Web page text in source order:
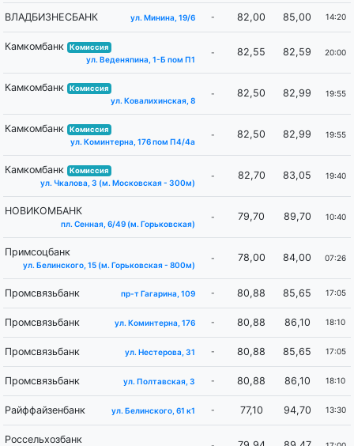
ВЛАДБИЗНЕСБАНК ул. Минина, 19/6 - 82,00 85,00 14:20
Камкомбанк Комиссия
ул. Веденяпина, 1-Б пом П1
- 82,55 82,59 20:00
Камкомбанк Комиссия
ул. Ковалихинская, 8
- 82,50 82,99 19:55
Камкомбанк Комиссия
ул. Коминтерна, 176 пом П4/4а
- 82,50 82,99 19:55
Камкомбанк Комиссия
ул. Чкалова, 3 (м. Московская - 300м)
- 82,70 83,05 19:40
НОВИКОМБАНК
пл. Сенная, 6/49 (м. Горьковская)
- 79,70 89,70 10:40
Примсоцбанк
ул. Белинского, 15 (м. ​Горьковская - 800м)
- 78,00 84,00 07:26
Промсвязьбанк пр-т Гагарина, 109 - 80,88 85,65 17:05
Промсвязьбанк ул. Коминтерна, 176 - 80,88 86,10 18:10
Промсвязьбанк ул. Нестерова, 31 - 80,88 85,65 17:05
Промсвязьбанк ул. Полтавская, 3 - 80,88 86,10 18:10
Райффайзенбанк ул. Белинского, 61 к1 - 77,10 94,70 13:30
Россельхозбанк